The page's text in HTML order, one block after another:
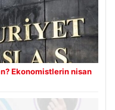
Ekonomistlerin nisan